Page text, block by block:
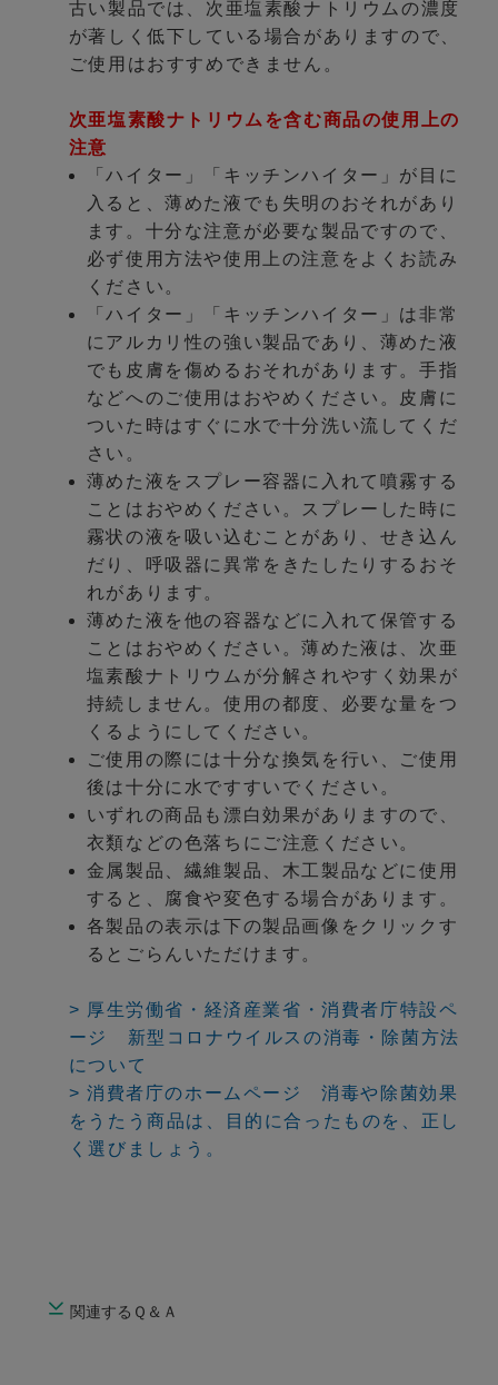
古い製品では、次亜塩素酸ナトリウムの濃度
が著しく低下している場合がありますので、
ご使用はおすすめできません。
次亜塩素酸ナトリウムを含む商品の使用上の
注意
「ハイター」「キッチンハイター」が目に
入ると、薄めた液でも失明のおそれがあり
ます。十分な注意が必要な製品ですので、
必ず使用方法や使用上の注意をよくお読み
ください。
「ハイター」「キッチンハイター」は非常
にアルカリ性の強い製品であり、薄めた液
でも皮膚を傷めるおそれがあります。手指
などへのご使用はおやめください。皮膚に
ついた時はすぐに水で十分洗い流してくだ
さい。
薄めた液をスプレー容器に入れて噴霧する
ことはおやめください。スプレーした時に
霧状の液を吸い込むことがあり、せき込ん
だり、呼吸器に異常をきたしたりするおそ
れがあります。
薄めた液を他の容器などに入れて保管する
ことはおやめください。薄めた液は、次亜
塩素酸ナトリウムが分解されやすく効果が
持続しません。使用の都度、必要な量をつ
くるようにしてください。
ご使用の際には十分な換気を行い、ご使用
後は十分に水ですすいでください。
いずれの商品も漂白効果がありますので、
衣類などの色落ちにご注意ください。
金属製品、繊維製品、木工製品などに使用
すると、腐食や変色する場合があります。
各製品の表示は下の製品画像をクリックす
るとごらんいただけます。
> 厚生労働省・経済産業省・消費者庁特設ペ
ージ 新型コロナウイルスの消毒・除菌方法
について
> 消費者庁のホームページ 消毒や除菌効果
をうたう商品は、目的に合ったものを、正し
く選びましょう。
関連するＱ＆Ａ